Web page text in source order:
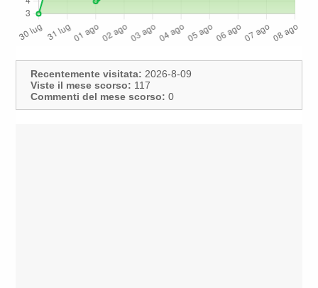
Recentemente visitata: 2026-8-09
Viste il mese scorso: 117
Commenti del mese scorso: 0